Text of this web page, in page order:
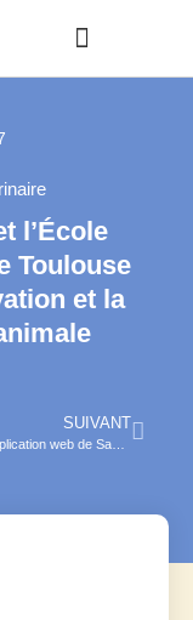
l’École
Toulouse
et la
SUIVANT
Canopée l’application web de Sanders centralise les données d’élevage